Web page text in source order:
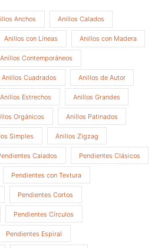
Anchos Anillos Calados
Anillos con Líneas Anillos con Madera
Anillos Contemporáneos
Anillos Cuadrados Anillos de Autor
Anillos Estrechos Anillos Grandes
Orgánicos Anillos Patinados
Simples Anillos Zigzag
Calados Pendientes Clásicos
Pendientes con Textura
Pendientes Cortos
Pendientes Círculos
Pendientes Espiral